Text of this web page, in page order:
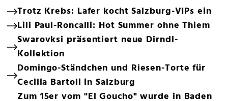
Trotz Krebs: Lafer kocht Salzburg-VIPs ein
Lili Paul-Roncalli: Hot Summer ohne Thiem
Swarovksi präsentiert neue Dirndl-
Kollektion
Domingo-Ständchen und Riesen-Torte für
Cecilia Bartoli in Salzburg
Zum 15er vom "El Goucho" wurde in Baden